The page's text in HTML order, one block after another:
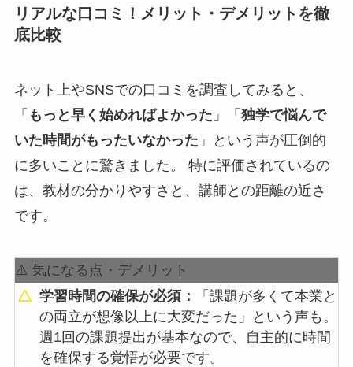
リアルな口コミ！メリット・デメリットを徹
底比較
ネット上やSNSでの口コミを調査してみると、
「 もっと早く始めればよかった 」「 独学で悩んで
いた時間がもったいなかった 」という声が圧倒的
に多いことに驚きました。 特に評価されているの
は、教材の分かりやすさと、講師との距離の近さ
です。
⚠️ 気になる点・デメリット
学習時間の確保が必須：
「課題が多くて本業と
の両立が想像以上に大変だった」という声も。
週1回の課題提出が基本なので、自主的に時間
を確保する覚悟が必要です。